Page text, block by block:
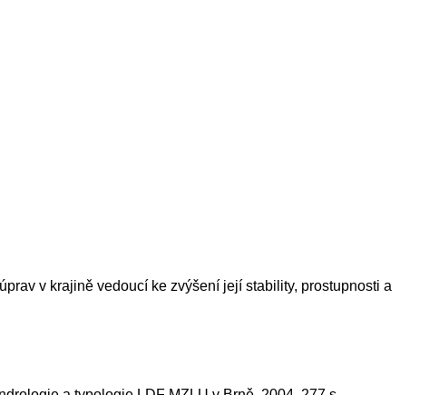
v krajině vedoucí ke zvýšení její stability, prostupnosti a